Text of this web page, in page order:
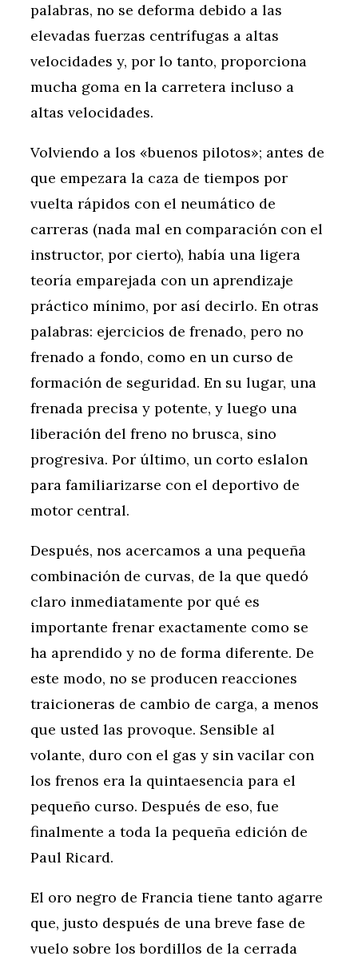
palabras, no se deforma debido a las
elevadas fuerzas centrífugas a altas
velocidades y, por lo tanto, proporciona
mucha goma en la carretera incluso a
altas velocidades.
Volviendo a los «buenos pilotos»; antes de
que empezara la caza de tiempos por
vuelta rápidos con el neumático de
carreras (nada mal en comparación con el
instructor, por cierto), había una ligera
teoría emparejada con un aprendizaje
práctico mínimo, por así decirlo. En otras
palabras: ejercicios de frenado, pero no
frenado a fondo, como en un curso de
formación de seguridad. En su lugar, una
frenada precisa y potente, y luego una
liberación del freno no brusca, sino
progresiva. Por último, un corto eslalon
para familiarizarse con el deportivo de
motor central.
Después, nos acercamos a una pequeña
combinación de curvas, de la que quedó
claro inmediatamente por qué es
importante frenar exactamente como se
ha aprendido y no de forma diferente. De
este modo, no se producen reacciones
traicioneras de cambio de carga, a menos
que usted las provoque. Sensible al
volante, duro con el gas y sin vacilar con
los frenos era la quintaesencia para el
pequeño curso. Después de eso, fue
finalmente a toda la pequeña edición de
Paul Ricard.
El oro negro de Francia tiene tanto agarre
que, justo después de una breve fase de
vuelo sobre los bordillos de la cerrada